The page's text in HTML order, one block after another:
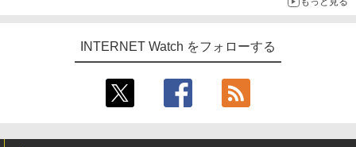
INTERNET Watch をフォローする